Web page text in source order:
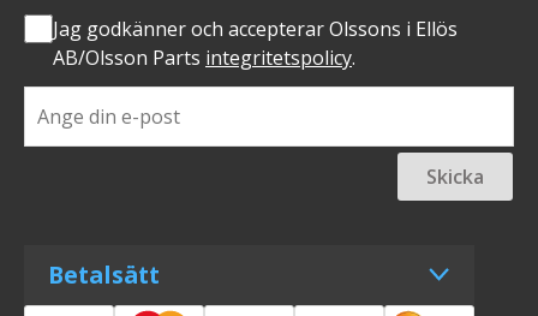
Jag godkänner och accepterar Olssons i Ellös
AB/Olsson Parts integritetspolicy.
Skicka
Betalsätt